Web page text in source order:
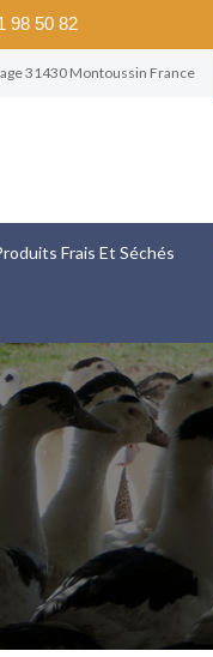
98 50 82
31430 Montoussin France
Frais Et Séchés